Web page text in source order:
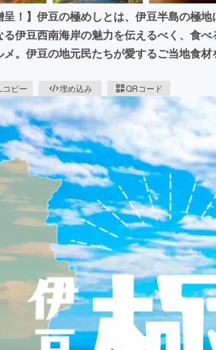
！】伊豆の極めしとは、伊豆半島の極地
伊豆西南海岸の魅力を伝えるべく、食べ
。伊豆の地元民たちが愛するご当地食材
コピー 埋め込み QRコード